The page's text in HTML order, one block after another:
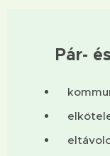
Pár-